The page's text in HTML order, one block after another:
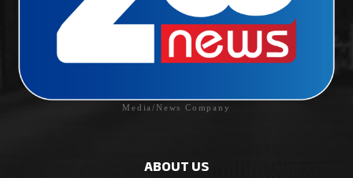
Media/News Company
ABOUT US